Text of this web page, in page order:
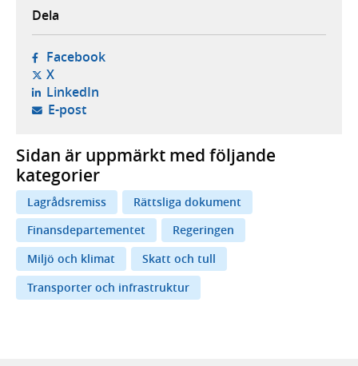
Dela
Facebook- öppnas i ny flik, extern webbplats,
X- öppnas i ny flik, extern webbplats,
LinkedIn- öppnas i ny flik, extern webbplats,
E-post- öppnar din e-postklient,
Sidan är uppmärkt med följande
kategorier
Lagrådsremiss
Rättsliga dokument
Finansdepartementet
Regeringen
Miljö och klimat
Skatt och tull
Transporter och infrastruktur